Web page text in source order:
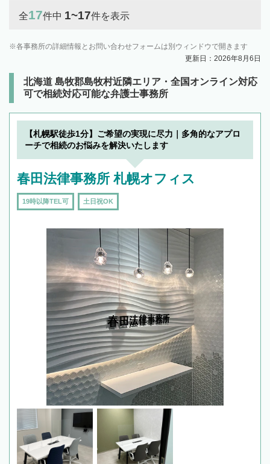
全17件中 1~17件を表示
各事務所の詳細情報とお問い合わせフォームは別ウィンドウで開きます
更新日：2026年8月6日
北海道 島牧郡島牧村近隣エリア・全国オンライン対応
可で相続対応可能な弁護士事務所
【札幌駅徒歩1分】ご希望の実現に尽力｜多角的なアプロ
ーチで相続のお悩みを解決いたします
春田法律事務所 札幌オフィス
19時以降TEL可 土日祝OK